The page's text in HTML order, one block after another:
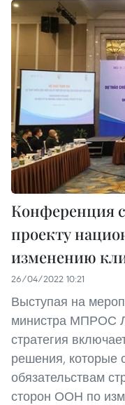
Конференция
проекту
изменению
26/04/2022 10:21
Выступая на
министра МПРОС
стратегия
решения, которые
обязательствам
сторон ООН по